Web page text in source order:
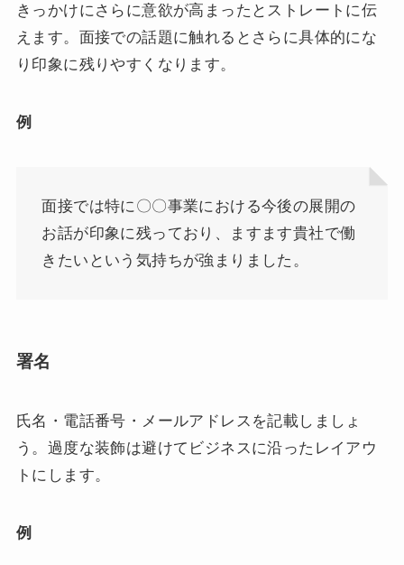
きっかけにさらに意欲が高まったとストレートに伝
えます。面接での話題に触れるとさらに具体的にな
り印象に残りやすくなります。
例
面接では特に〇〇事業における今後の展開の
お話が印象に残っており、ますます貴社で働
きたいという気持ちが強まりました。
署名
氏名・電話番号・メールアドレスを記載しましょ
う。過度な装飾は避けてビジネスに沿ったレイアウ
トにします。
例